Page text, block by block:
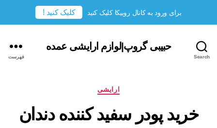
Search
حبیبی گروپ|لوازم ارایشی عمده
فهرست
دسته‌ها
ارایشی
خرید پودر سفید کننده دندان
برای ورود به کانال روبیکا کلیک کنید کلیک کنید !